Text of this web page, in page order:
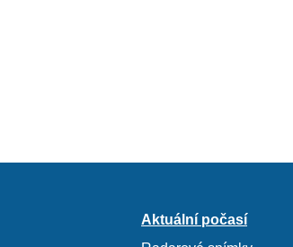
Aktuální počasí